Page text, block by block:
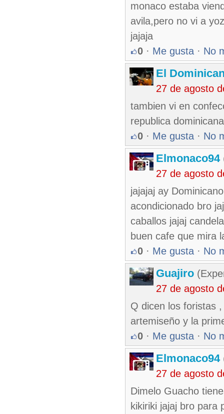
monaco estaba
avila,pero no vi a
jajaja
0 · Me gusta · No
El
27 de agosto
tambien vi en
republica
0 · Me gusta · No
Elmonaco94
27 de agosto
jajajaj ay
acondicionado bro
caballos jajaj
buen cafe que mira
0 · Me gusta · No
Guajiro
27 de agosto
Q dicen los foristas
artemiseño y la
0 · Me gusta · No
Elmonaco94
27 de agosto
Dimelo Guacho
kikiriki jajaj bro para